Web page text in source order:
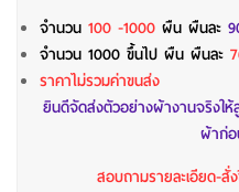
จำนวน 100 -1000 ผืน ผืนละ
จำนวน 1000 ขึ้นไป ผืน ผืนละ
ราคาไม่รวมค่าขนส่ง
ยินดีจัดส่งตัวอย่างผ้างานจริงใ
ผ้าก่
สอบถามรายละเอียด-สั่